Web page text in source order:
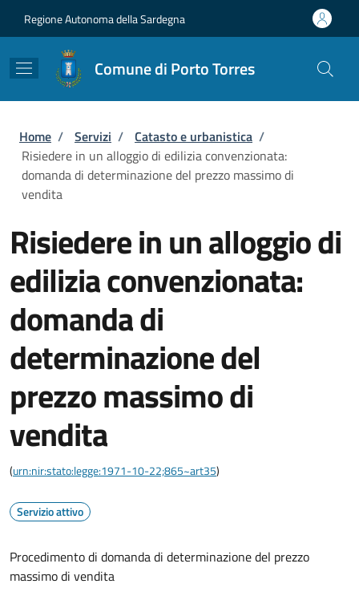
Regione Autonoma della Sardegna
Comune di Porto Torres
Briciole di pane
Home / Servizi / Catasto e urbanistica /
Risiedere in un alloggio di edilizia convenzionata:
domanda di determinazione del prezzo massimo di
vendita
Risiedere in un alloggio di
edilizia convenzionata:
domanda di
determinazione del
prezzo massimo di
vendita
(urn:nir:stato:legge:1971-10-22;865~art35)
Servizio attivo
Procedimento di domanda di determinazione del prezzo
massimo di vendita